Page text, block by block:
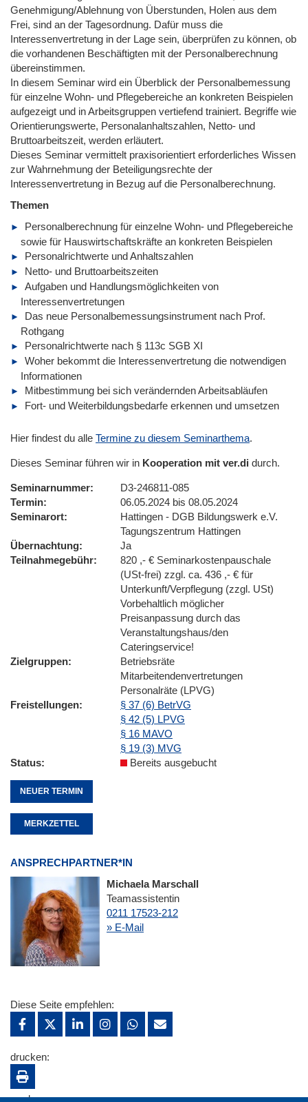
Genehmigung/Ablehnung von Überstunden, Holen aus dem
Frei, sind an der Tagesordnung. Dafür muss die
Interessenvertretung in der Lage sein, überprüfen zu können, ob
die vorhandenen Beschäftigten mit der Personalberechnung
übereinstimmen.
In diesem Seminar wird ein Überblick der Personalbemessung
für einzelne Wohn- und Pflegebereiche an konkreten Beispielen
aufgezeigt und in Arbeitsgruppen vertiefend trainiert. Begriffe wie
Orientierungswerte, Personalanhaltszahlen, Netto- und
Bruttoarbeitszeit, werden erläutert.
Dieses Seminar vermittelt praxisorientiert erforderliches Wissen
zur Wahrnehmung der Beteiligungsrechte der
Interessenvertretung in Bezug auf die Personalberechnung.
Themen
Personalberechnung für einzelne Wohn- und Pflegebereiche
sowie für Hauswirtschaftskräfte an konkreten Beispielen
Personalrichtwerte und Anhaltszahlen
Netto- und Bruttoarbeitszeiten
Aufgaben und Handlungsmöglichkeiten von
Interessenvertretungen
Das neue Personalbemessungsinstrument nach Prof.
Rothgang
Personalrichtwerte nach § 113c SGB XI
Woher bekommt die Interessenvertretung die notwendigen
Informationen
Mitbestimmung bei sich verändernden Arbeitsabläufen
Fort- und Weiterbildungsbedarfe erkennen und umsetzen
Hier findest du alle Termine zu diesem Seminarthema.
Dieses Seminar führen wir in Kooperation mit ver.di durch.
Seminarnummer
D3-246811-085
Termin
06.05.2024 bis 08.05.2024
Seminarort
Hattingen - DGB Bildungswerk e.V.
Tagungszentrum Hattingen
Übernachtung
Ja
Teilnahmegebühr
820 ,- € Seminarkostenpauschale
(USt-frei) zzgl. ca. 436 ,- € für
Unterkunft/Verpflegung (zzgl. USt)
Vorbehaltlich möglicher
Preisanpassung durch das
Veranstaltungshaus/den
Cateringservice!
Zielgruppen
Betriebsräte
Mitarbeitendenvertretungen
Personalräte (LPVG)
Freistellungen
§ 37 (6) BetrVG
§ 42 (5) LPVG
§ 16 MAVO
§ 19 (3) MVG
Status
Bereits ausgebucht
NEUER TERMIN
MERKZETTEL
ANSPRECHPARTNER*IN
Michaela Marschall
Teamassistentin
0211 17523-212
» E-Mail
Diese Seite empfehlen:
drucken:
merken: